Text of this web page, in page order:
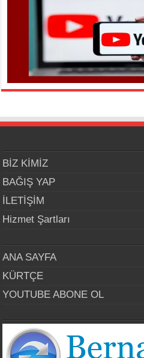
BİZ KİMİZ
BAĞIŞ YAP
İLETİŞİM
Hizmet Şartları
ANA SAYFA
KÜRTÇE
YOUTUBE ABONE OL